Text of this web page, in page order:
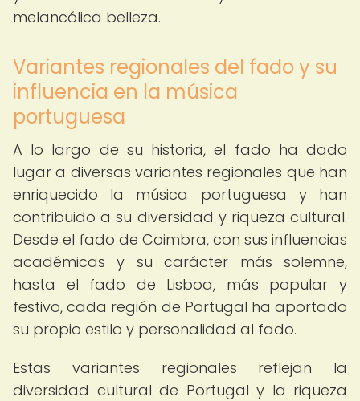
melancólica belleza.
Variantes regionales del fado y su
influencia en la música
portuguesa
A lo largo de su historia, el fado ha dado
lugar a diversas variantes regionales que han
enriquecido la música portuguesa y han
contribuido a su diversidad y riqueza cultural.
Desde el fado de Coimbra, con sus influencias
académicas y su carácter más solemne,
hasta el fado de Lisboa, más popular y
festivo, cada región de Portugal ha aportado
su propio estilo y personalidad al fado.
Estas variantes regionales reflejan la
diversidad cultural de Portugal y la riqueza